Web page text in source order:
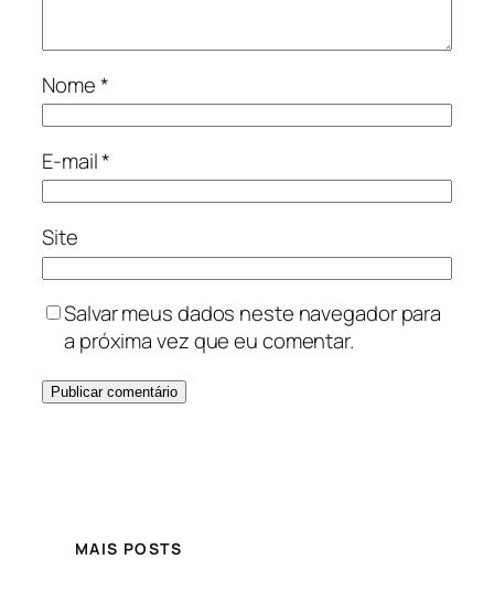
Nome*
E-mail*
Site
Salvar meus dados neste navegador para
a próxima vez que eu comentar.
MAIS POSTS